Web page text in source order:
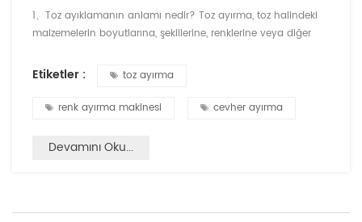
1、Toz ayıklamanın anlamı nedir? Toz ayırma, toz halindeki
malzemelerin boyutlarına, şekillerine, renklerine veya diğer
çıkarılmasını içeren bir tür ayırma işlemidir. Toz ayırma, gıda
endüstrilerde kullanılabilir. Toz ayırma, tipik olarak, tozu
Etiketler : toz ayırma
renk ayırma makinesi cevher ayırma
Devamını Oku...